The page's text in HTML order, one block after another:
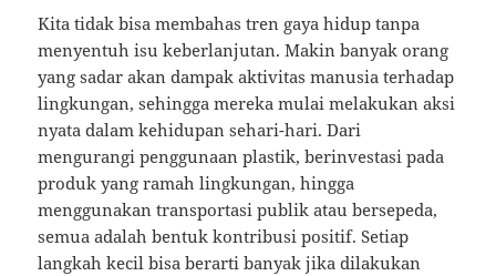
Kita tidak bisa membahas tren gaya hidup tanpa
menyentuh isu keberlanjutan. Makin banyak orang
yang sadar akan dampak aktivitas manusia terhadap
lingkungan, sehingga mereka mulai melakukan aksi
nyata dalam kehidupan sehari-hari. Dari
mengurangi penggunaan plastik, berinvestasi pada
produk yang ramah lingkungan, hingga
menggunakan transportasi publik atau bersepeda,
semua adalah bentuk kontribusi positif. Setiap
langkah kecil bisa berarti banyak jika dilakukan